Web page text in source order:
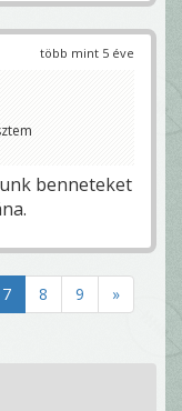
több mint 5 éve
benneteket
7 8 9 »